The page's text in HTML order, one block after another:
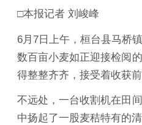
□本报记者 刘峻峰
6月7日上午，桓台县马桥
数百亩小麦如正迎接检阅
得整整齐齐，接受着收获前
不远处，一台收割机在田
中扬起了一股麦秸特有的清